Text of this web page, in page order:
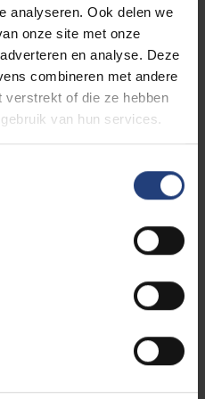
analyseren. Ook delen we
onze site met onze
en analyse. Deze
combineren met andere
verstrekt of die ze hebben
van hun services.
niet mogelijk je in te
door een lesoverlap
van de les kan
slagen voor de cursus,
open aanbod).